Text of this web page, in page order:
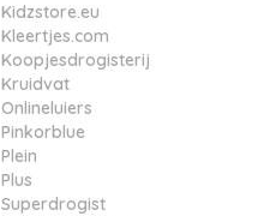
Kidzstore.eu
Kleertjes.com
Koopjesdrogisterij
Kruidvat
Onlineluiers
Pinkorblue
Plein
Plus
Superdrogist